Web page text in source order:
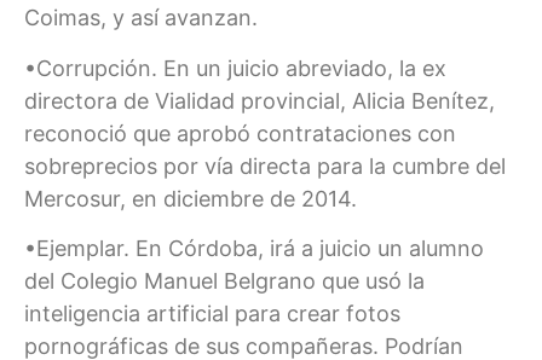
Coimas, y así avanzan.
•Corrupción. En un juicio abreviado, la ex
directora de Vialidad provincial, Alicia Benítez,
reconoció que aprobó contrataciones con
sobreprecios por vía directa para la cumbre del
Mercosur, en diciembre de 2014.
•Ejemplar. En Córdoba, irá a juicio un alumno
del Colegio Manuel Belgrano que usó la
inteligencia artificial para crear fotos
pornográficas de sus compañeras. Podrían